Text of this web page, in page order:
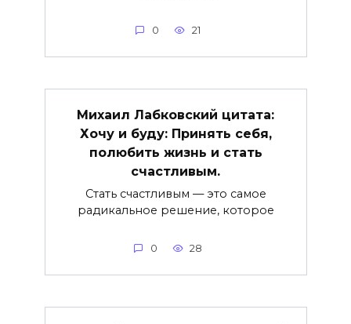
0 21
Михаил Лабковский цитата:
Хочу и буду: Принять себя,
полюбить жизнь и стать
счастливым.
Стать счастливым — это самое
радикальное решение, которое
0 28